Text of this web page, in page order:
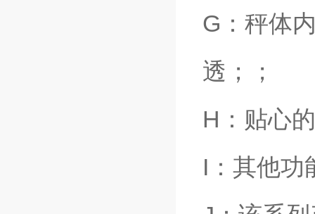
G：秤体
透；；
H：贴心
I：其他功